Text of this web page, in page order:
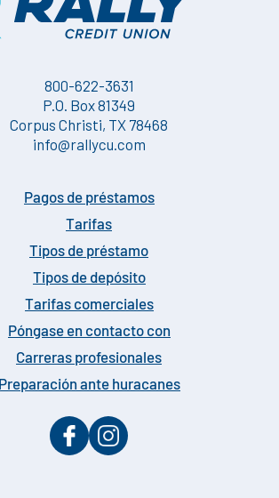
800-622-3631
P.O. Box 81349
Corpus Christi, TX 78468
info@rallycu.com
Pagos de préstamos
Tarifas
Tipos de préstamo
Tipos de depósito
Tarifas comerciales
Póngase en contacto con
Carreras profesionales
Preparación ante huracanes